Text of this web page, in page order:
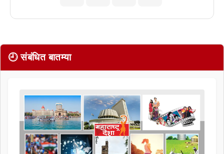
🕘 संबंधित बातम्या